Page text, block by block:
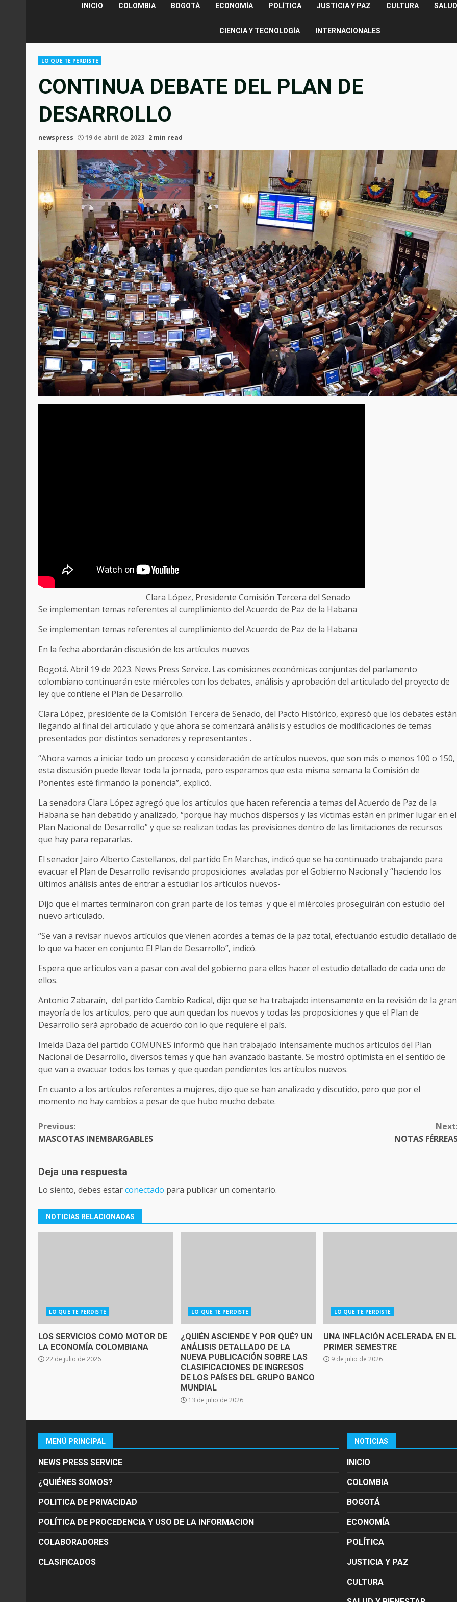
INICIO COLOMBIA BOGOTÁ ECONOMÍA POLÍTICA JUSTICIA Y PAZ CULTURA
CIENCIA Y TECNOLOGÍA INTERNACIONALES
LO QUE TE PERDISTE
CONTINUA DEBATE DEL PLAN DE
DESARROLLO
newspress 19 de abril de 2023 2 min read
Clara López, Presidente Comisión Tercera del Senado
Se implementan temas referentes al cumplimiento del Acuerdo de Paz de la Habana
Se implementan temas referentes al cumplimiento del Acuerdo de Paz de la Habana
En la fecha abordarán discusión de los artículos nuevos
Bogotá. Abril 19 de 2023. News Press Service. Las comisiones económicas conjuntas del parlamento
colombiano continuarán este miércoles con los debates, análisis y aprobación del articulado del proyecto de
ley que contiene el Plan de Desarrollo.
Clara López, presidente de la Comisión Tercera de Senado, del Pacto Histórico, expresó que los debates están
llegando al final del articulado y que ahora se comenzará análisis y estudios de modificaciones de temas
presentados por distintos senadores y representantes .
“Ahora vamos a iniciar todo un proceso y consideración de artículos nuevos, que son más o menos 100 o 150,
esta discusión puede llevar toda la jornada, pero esperamos que esta misma semana la Comisión de
Ponentes esté firmando la ponencia”, explicó.
La senadora Clara López agregó que los artículos que hacen referencia a temas del Acuerdo de Paz de la
Habana se han debatido y analizado, “porque hay muchos dispersos y las víctimas están en primer lugar en el
Plan Nacional de Desarrollo” y que se realizan todas las previsiones dentro de las limitaciones de recursos
que hay para repararlas.
El senador Jairo Alberto Castellanos, del partido En Marchas, indicó que se ha continuado trabajando para
evacuar el Plan de Desarrollo revisando proposiciones avaladas por el Gobierno Nacional y “haciendo los
últimos análisis antes de entrar a estudiar los artículos nuevos-
Dijo que el martes terminaron con gran parte de los temas y que el miércoles proseguirán con estudio del
nuevo articulado.
“Se van a revisar nuevos artículos que vienen acordes a temas de la paz total, efectuando estudio detallado de
lo que va hacer en conjunto El Plan de Desarrollo”, indicó.
Espera que artículos van a pasar con aval del gobierno para ellos hacer el estudio detallado de cada uno de
ellos.
Antonio Zabaraín, del partido Cambio Radical, dijo que se ha trabajado intensamente en la revisión de la gran
mayoría de los artículos, pero que aun quedan los nuevos y todas las proposiciones y que el Plan de
Desarrollo será aprobado de acuerdo con lo que requiere el país.
Imelda Daza del partido COMUNES informó que han trabajado intensamente muchos artículos del Plan
Nacional de Desarrollo, diversos temas y que han avanzado bastante. Se mostró optimista en el sentido de
que van a evacuar todos los temas y que quedan pendientes los artículos nuevos.
En cuanto a los artículos referentes a mujeres, dijo que se han analizado y discutido, pero que por el
momento no hay cambios a pesar de que hubo mucho debate.
CONTINUE
READING
Previous:
MASCOTAS INEMBARGABLES
NOTAS
Deja una respuesta
Lo siento, debes estarconectado para publicar un comentario.
NOTICIAS RELACIONADAS
LO QUE TE PERDISTE
LOS SERVICIOS COMO MOTOR DE
LA ECONOMÍA COLOMBIANA
22 de julio de 2026
LO QUE TE PERDISTE
¿QUIÉN ASCIENDE Y POR QUÉ? UN
ANÁLISIS DETALLADO DE LA
NUEVA PUBLICACIÓN SOBRE LAS
CLASIFICACIONES DE INGRESOS
DE LOS PAÍSES DEL GRUPO BANCO
MUNDIAL
13 de julio de 2026
LO QUE TE PERDISTE
UNA INFLACIÓN ACELERADA EN EL
PRIMER SEMESTRE
9 de julio de 2026
MENÚ PRINCIPAL
NEWS PRESS SERVICE
¿QUIÉNES SOMOS?
POLITICA DE PRIVACIDAD
POLÍTICA DE PROCEDENCIA Y USO DE LA INFORMACION
COLABORADORES
CLASIFICADOS
NOTICIAS
INICIO
COLOMBIA
BOGOTÁ
ECONOMÍA
POLÍTICA
JUSTICIA Y PAZ
CULTURA